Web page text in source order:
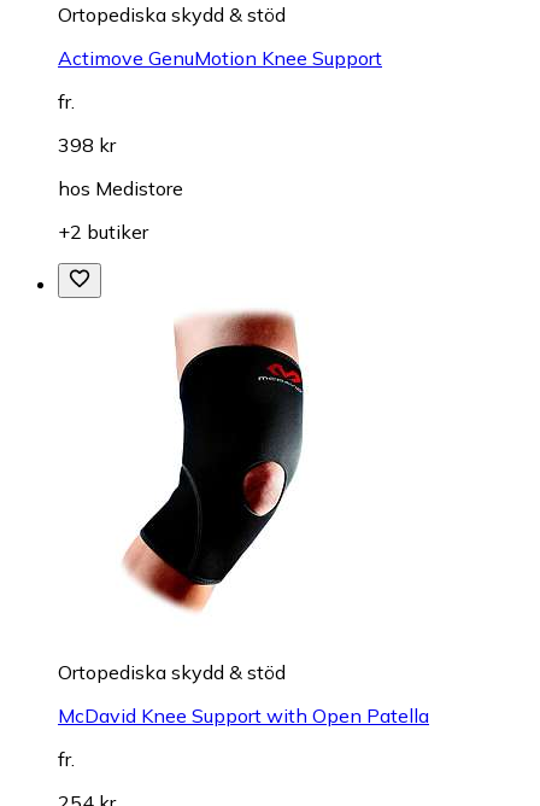
Ortopediska skydd & stöd
Actimove GenuMotion Knee Support
fr.
398 kr
hos Medistore
+2 butiker
Ortopediska skydd & stöd
McDavid Knee Support with Open Patella
fr.